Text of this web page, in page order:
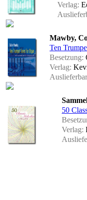
Verlag:
Mawby,
Ten
Besetzung:
Verlag:
50
Verlag: